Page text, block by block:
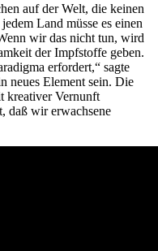
auf der Welt, die keinen
Land müsse es einen
wir das nicht tun, wird
der Impfstoffe geben.
erfordert,“ sagte
neues Element sein. Die
kreativer Vernunft
daß wir erwachsene